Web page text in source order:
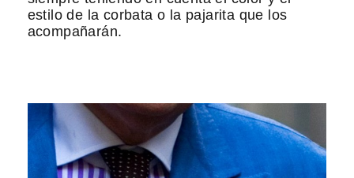
estilo de la corbata o la pajarita que los
acompañarán.